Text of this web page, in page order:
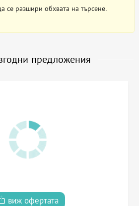
се разшири обхвата на търсене.
предложения
виж офертата